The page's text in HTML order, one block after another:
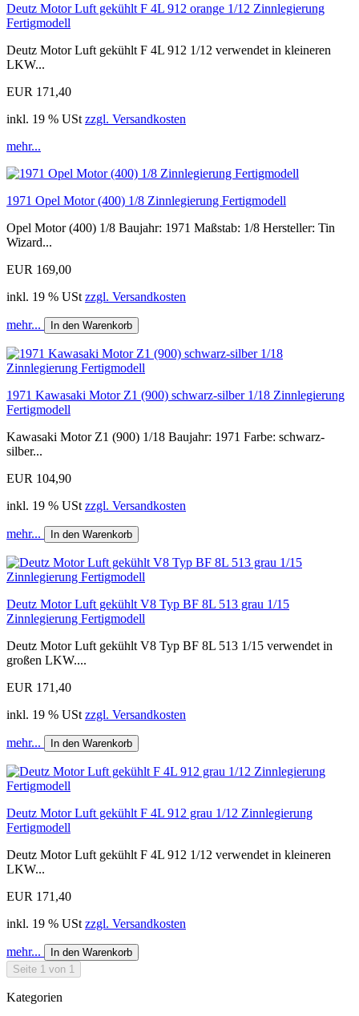
Deutz Motor Luft gekühlt F 4L 912 orange 1/12 Zinnlegierung
Fertigmodell
Deutz Motor Luft gekühlt F 4L 912 1/12 verwendet in kleineren
LKW...
EUR 171,40
inkl. 19 % USt zzgl. Versandkosten
mehr...
1971 Opel Motor (400) 1/8 Zinnlegierung Fertigmodell
Opel Motor (400) 1/8 Baujahr: 1971 Maßstab: 1/8 Hersteller: Tin
Wizard...
EUR 169,00
inkl. 19 % USt zzgl. Versandkosten
mehr... In den Warenkorb
1971 Kawasaki Motor Z1 (900) schwarz-silber 1/18 Zinnlegierung
Fertigmodell
Kawasaki Motor Z1 (900) 1/18 Baujahr: 1971 Farbe: schwarz-
silber...
EUR 104,90
inkl. 19 % USt zzgl. Versandkosten
mehr... In den Warenkorb
Deutz Motor Luft gekühlt V8 Typ BF 8L 513 grau 1/15
Zinnlegierung Fertigmodell
Deutz Motor Luft gekühlt V8 Typ BF 8L 513 1/15 verwendet in
großen LKW....
EUR 171,40
inkl. 19 % USt zzgl. Versandkosten
mehr... In den Warenkorb
Deutz Motor Luft gekühlt F 4L 912 grau 1/12 Zinnlegierung
Fertigmodell
Deutz Motor Luft gekühlt F 4L 912 1/12 verwendet in kleineren
LKW...
EUR 171,40
inkl. 19 % USt zzgl. Versandkosten
mehr...
In den Warenkorb
Seite 1 von 1
Kategorien